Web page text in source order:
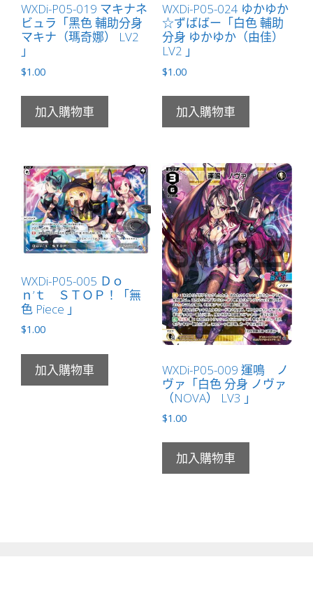
WXDi-P05-019 マキナネ
ビュラ「黑色 輔助分身
マキナ（瑪奇娜） LV2
」
$1.00
加入購物車
WXDi-P05-024 ゆかゆか
☆ずばばー「白色 輔助
分身 ゆかゆか（由佳）
LV2 」
$1.00
加入購物車
WXDi-P05-005 Ｄｏ
ｎ’ｔ ＳＴＯＰ！「無
色 Piece 」
$1.00
加入購物車
WXDi-P05-009 運鳴 ノ
ヴァ「白色 分身 ノヴァ
（NOVA） LV3 」
$1.00
加入購物車